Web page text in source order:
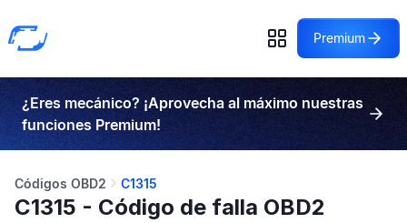
Premium
¿Eres mecánico? ¡Aprovecha al máximo nuestras
funciones Premium!
Códigos OBD2 C1315
C1315 - Código de falla OBD2